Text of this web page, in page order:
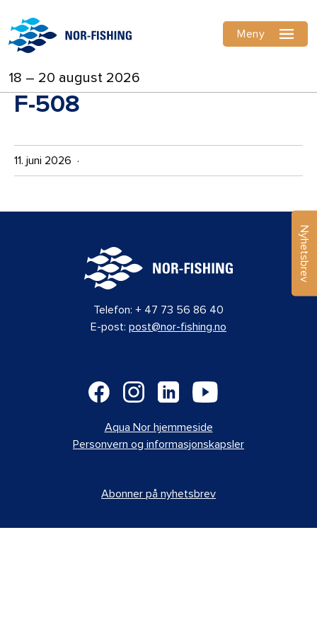
18 – 20 august 2026
Meny
F-508
11. juni 2026 ·
Nyhetsbrev
Telefon: + 47 73 56 86 40
E-post: post@nor-fishing.no
Aqua Nor hjemmeside
Personvern og informasjonskapsler
Abonner på nyhetsbrev